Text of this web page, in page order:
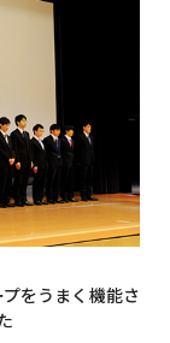
をうまく機能さ